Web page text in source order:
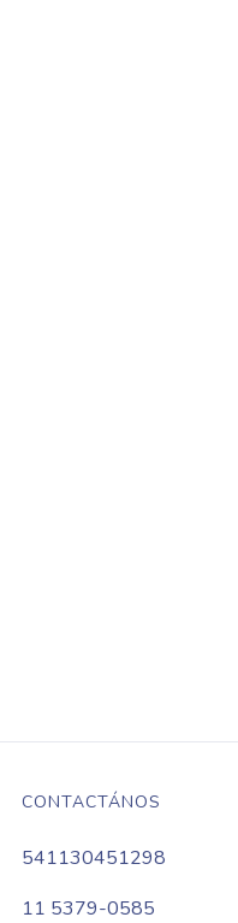
CONTACTÁNOS
541130451298
11 5379-0585